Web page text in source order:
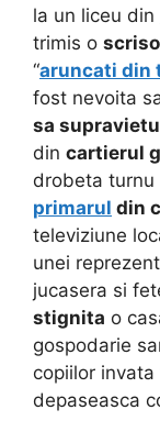
la un liceu din
trimis o
“aruncati din
fost nevoita
sa
din cartierul
drobeta turnu
primarul din
televiziune
unei
jucasera si
stignita o
gospodarie
copiilor
depaseasca